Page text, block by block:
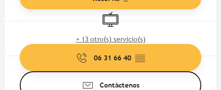
Televisión
+ 13 otro(s) servicio(s)
06 31 66 40 ▒▒
Contáctenos